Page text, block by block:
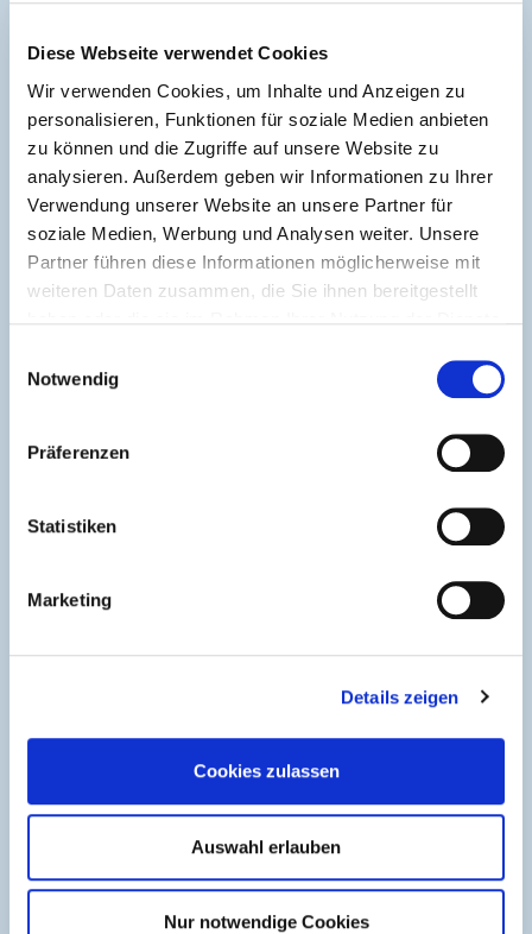
Diese Webseite verwendet Cookies
Wir verwenden Cookies, um Inhalte und Anzeigen zu
personalisieren, Funktionen für soziale Medien anbieten
zu können und die Zugriffe auf unsere Website zu
analysieren. Außerdem geben wir Informationen zu Ihrer
Verwendung unserer Website an unsere Partner für
soziale Medien, Werbung und Analysen weiter. Unsere
Partner führen diese Informationen möglicherweise mit
weiteren Daten zusammen, die Sie ihnen bereitgestellt
Notwendig
Präferenzen
Statistiken
Marketing
Details zeigen
Cookies zulassen
Auswahl erlauben
Nur notwendige Cookies
Schrottsorten
z.B.
Mischschrott
Gussschrott
Neu- und Stanzabfälle aus
Produktion
Moniereisen
Fertigschrott
Ne-Metalle
Blei